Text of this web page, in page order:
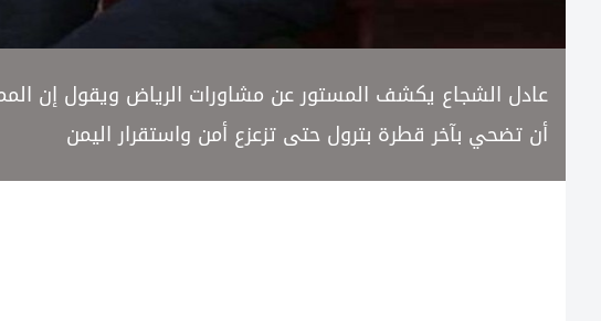
عادل الشجاع يكشف المستور عن مشاورات الرياض ويقول إن
أن تضحي بآخر قطرة بترول حتى تزعزع أمن واستقرار اليمن